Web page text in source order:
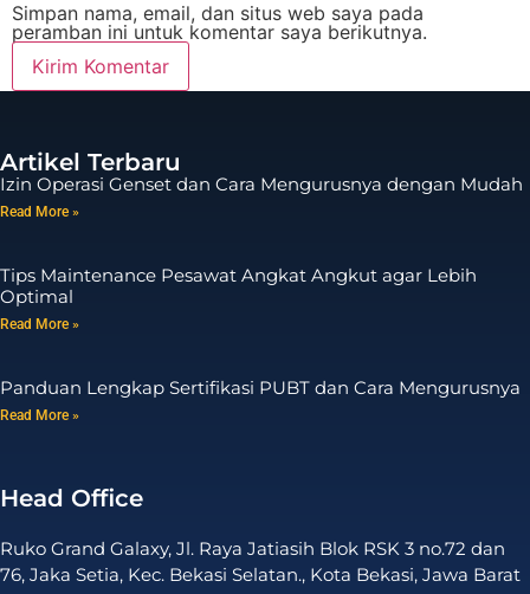
Simpan nama, email, dan situs web saya pada
peramban ini untuk komentar saya berikutnya.
Artikel Terbaru
Izin Operasi Genset dan Cara Mengurusnya dengan Mudah
Read More »
Tips Maintenance Pesawat Angkat Angkut agar Lebih
Optimal
Read More »
Panduan Lengkap Sertifikasi PUBT dan Cara Mengurusnya
Read More »
Head Office
Ruko Grand Galaxy, Jl. Raya Jatiasih Blok RSK 3 no.72 dan
76, Jaka Setia, Kec. Bekasi Selatan., Kota Bekasi, Jawa Barat